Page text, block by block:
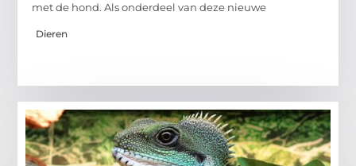
met de hond. Als onderdeel van deze nieuwe
Dieren